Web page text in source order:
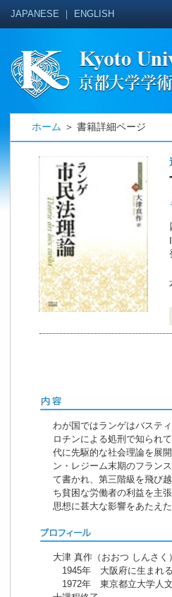
JAPANESE ｜ ENGLISH
ホーム ＞ 書籍詳細ページ
わが国ではランゲはバステ
ロチンによる処刑で知られ
代に先駆的な社会理論を展
ン・レジーム末期のフラン
て書かれ、第三階級を飛び
ち貧困な労働者の利益を主
思想に甚大な影響をあたえた
大津 真作（おおつ しんさく）
1945年 大阪府に生まれる
1972年 東京都立大学人